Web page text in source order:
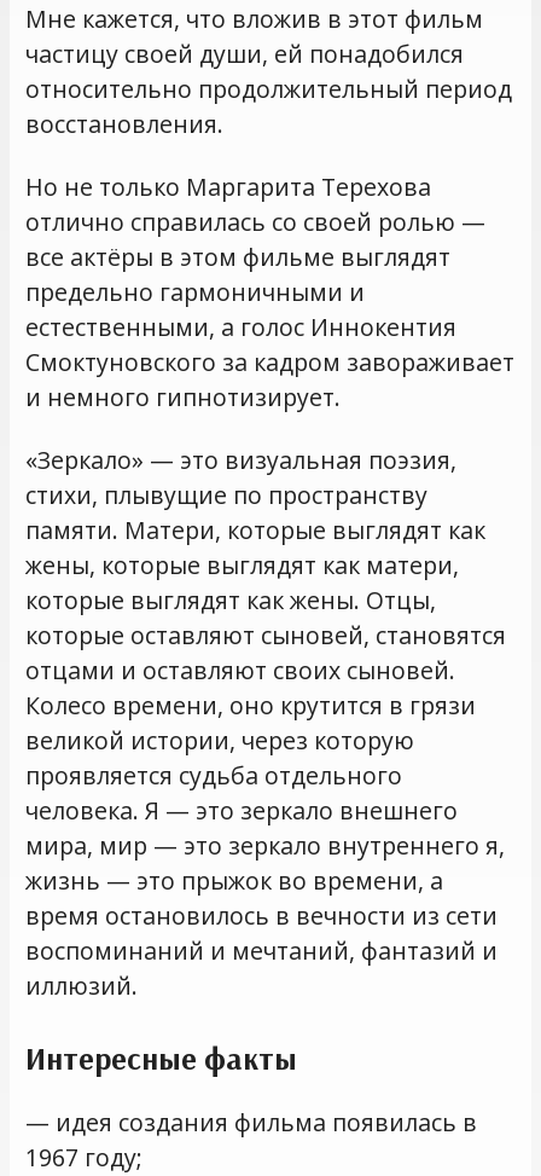
Мне кажется, что вложив в этот фильм
частицу своей души, ей понадобился
относительно продолжительный период
восстановления.
Но не только Маргарита Терехова
отлично справилась со своей ролью —
все актёры в этом фильме выглядят
предельно гармоничными и
естественными, а голос Иннокентия
Смоктуновского за кадром завораживает
и немного гипнотизирует.
«Зеркало» — это визуальная поэзия,
стихи, плывущие по пространству
памяти. Матери, которые выглядят как
жены, которые выглядят как матери,
которые выглядят как жены. Отцы,
которые оставляют сыновей, становятся
отцами и оставляют своих сыновей.
Колесо времени, оно крутится в грязи
великой истории, через которую
проявляется судьба отдельного
человека. Я — это зеркало внешнего
мира, мир — это зеркало внутреннего я,
жизнь — это прыжок во времени, а
время остановилось в вечности из сети
воспоминаний и мечтаний, фантазий и
иллюзий.
Интересные факты
— идея создания фильма появилась в
1967 году;